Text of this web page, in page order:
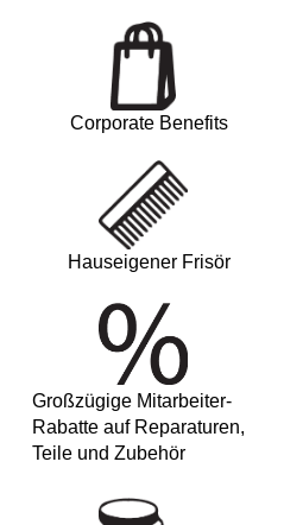
Corporate Benefits
Hauseigener Frisör
Großzügige Mitarbeiter-
Rabatte auf Reparaturen,
Teile und Zubehör